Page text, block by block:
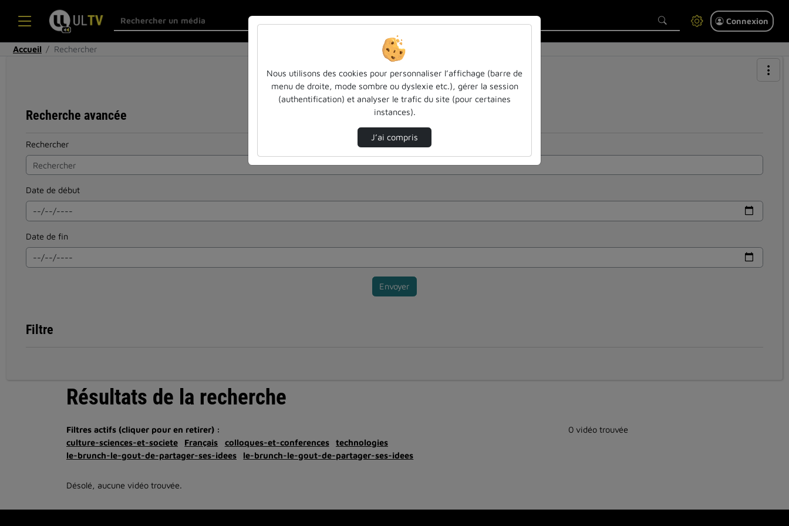
Connexion
Accueil Rechercher
Recherche avancée
Rechercher
Date de début
Date de fin
Envoyer
Filtre
Résultats de la recherche
Filtres actifs (cliquer pour en retirer) :
culture-sciences-et-societe
Français colloques-et-conferences
technologies
le-brunch-le-gout-de-partager-ses-idees
le-brunch-le-gout-de-partager-ses-idees
0 vidéo trouvée
Désolé, aucune vidéo trouvée.
Nous utilisons des cookies pour personnaliser l’affichage (barre de
menu de droite, mode sombre ou dyslexie etc.), gérer la session
(authentification) et analyser le trafic du site (pour certaines
instances).
J’ai compris